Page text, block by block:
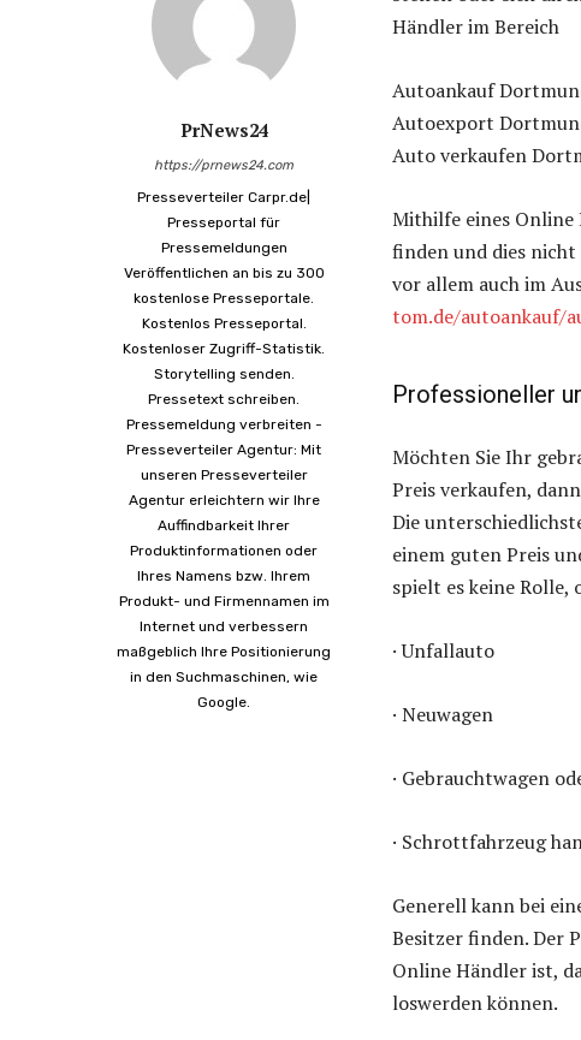
PrNews24
https://prnews24.com
Presseverteiler Carpr.de|
Presseportal für
Pressemeldungen
Veröffentlichen an bis zu 300
kostenlose Presseportale.
Kostenlos Presseportal.
Kostenloser Zugriff-Statistik.
Storytelling senden.
Pressetext schreiben.
Pressemeldung verbreiten -
Presseverteiler Agentur: Mit
unseren Presseverteiler
Agentur erleichtern wir Ihre
Auffindbarkeit Ihrer
Produktinformationen oder
Ihres Namens bzw. Ihrem
Produkt- und Firmennamen im
Internet und verbessern
maßgeblich Ihre Positionierung
in den Suchmaschinen, wie
Google.
Händler im Bereich
Autoankauf
Autoexport
Auto verkaufen
Mithilfe eines Online
finden und dies
vor allem auch im
tom.de/autoankauf/
Professioneller
Möchten Sie Ihr
Preis verkaufen,
Die
einem guten Preis
spielt es keine Rolle,
· Unfallauto
· Neuwagen
· Gebrauchtwagen
· Schrottfahrzeug
Generell kann bei
Besitzer finden. Der
Online Händler ist,
loswerden können.